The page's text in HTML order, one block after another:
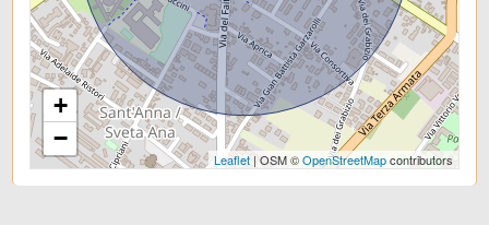
Centri commerciali
Uffici comunali
+
−
Leaflet| OSM ©OpenStreetMapcontributors